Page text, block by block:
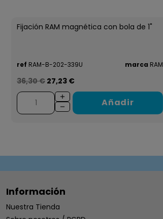
Fijación RAM magnética con bola de 1"
ref RAM-B-202-339U marca RAM
36,30 € 27,23 €
Añadir
Información
Nuestra Tienda